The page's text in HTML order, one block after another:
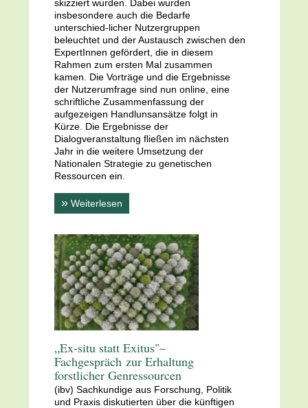
skizziert wurden. Dabei wurden
insbesondere auch die Bedarfe
unterschied-licher Nutzergruppen
beleuchtet und der Austausch zwischen den
ExpertInnen gefördert, die in diesem
Rahmen zum ersten Mal zusammen
kamen. Die Vorträge und die Ergebnisse
der Nutzerumfrage sind nun online, eine
schriftliche Zusammenfassung der
aufgezeigen Handlunsansätze folgt in
Kürze. Die Ergebnisse der
Dialogveranstaltung fließen im nächsten
Jahr in die weitere Umsetzung der
Nationalen Strategie zu genetischen
Ressourcen ein.
» Weiterlesen
„Ex-situ statt Exitus"–
Fachgespräch zur Erhaltung
forstlicher Genressourcen
(ibv) Sachkundige aus Forschung, Politik
und Praxis diskutierten über die künftigen